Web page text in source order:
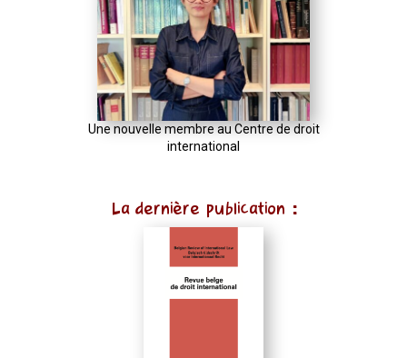
Une nouvelle membre au Centre de droit
international
La dernière publication :